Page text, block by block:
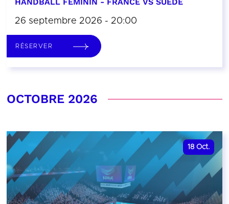
26 septembre 2026 - 20:00
RÉSERVER
OCTOBRE 2026
18 Oct.